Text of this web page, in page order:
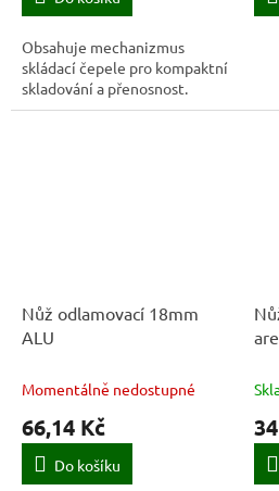
Obsahuje mechanizmus
skládací čepele pro kompaktní
skladování a přenosnost.
Nůž odlamovací 18mm
ALU
Momentálně nedostupné
66,14 Kč
Do košíku